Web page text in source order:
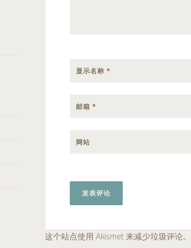
显示名称*
邮箱*
网站
这个站点使用 Akismet 来减少垃圾评论。